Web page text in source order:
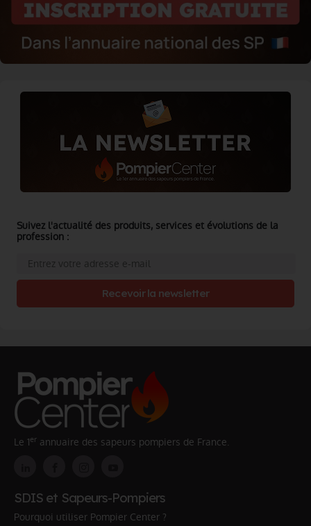
Suivez l'actualité des produits, services et évolutions de la
profession :
Recevoir la newsletter
Le 1er annuaire des sapeurs pompiers de France.
SDIS et Sapeurs-Pompiers
Pourquoi utiliser Pompier Center ?